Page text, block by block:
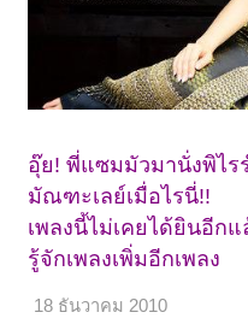
อุ๊ย! พี่แซมมัวมานั่งพิไร
มัณฑะเลย์เมื่อไรนี่!!
เพลงนี้ไม่เคยได้ยินอีก
รู้จักเพลงเพิ่มอีกเพลง
18 ธันวาคม 2010